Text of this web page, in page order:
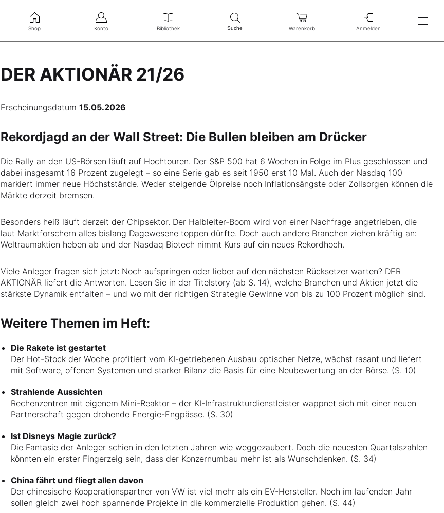
Shop Konto Bibliothek Suche Warenkorb Anmelden
DER AKTIONÄR 21/26
Erscheinungsdatum15.05.2026
Rekordjagd an der Wall Street: Die Bullen bleiben am Drücker
Die Rally an den US-Börsen läuft auf Hochtouren. Der S&P 500 hat 6 Wochen in Folge im Plus geschlossen und
dabei insgesamt 16 Prozent zugelegt – so eine Serie gab es seit 1950 erst 10 Mal. Auch der Nasdaq 100
markiert immer neue Höchststände. Weder steigende Ölpreise noch Inflationsängste oder Zollsorgen können die
Märkte derzeit bremsen.
Besonders heiß läuft derzeit der Chipsektor. Der Halbleiter-Boom wird von einer Nachfrage angetrieben, die
laut Marktforschern alles bislang Dagewesene toppen dürfte. Doch auch andere Branchen ziehen kräftig an:
Weltraumaktien heben ab und der Nasdaq Biotech nimmt Kurs auf ein neues Rekordhoch.
Viele Anleger fragen sich jetzt: Noch aufspringen oder lieber auf den nächsten Rücksetzer warten? DER
AKTIONÄR liefert die Antworten. Lesen Sie in der Titelstory (ab S. 14), welche Branchen und Aktien jetzt die
stärkste Dynamik entfalten – und wo mit der richtigen Strategie Gewinne von bis zu 100 Prozent möglich sind.
Weitere Themen im Heft:
Die Rakete ist gestartet
Der Hot-Stock der Woche profitiert vom KI-getriebenen Ausbau optischer Netze, wächst rasant und liefert
mit Software, offenen Systemen und starker Bilanz die Basis für eine Neubewertung an der Börse. (S. 10)
Strahlende Aussichten
Rechenzentren mit eigenem Mini-Reaktor – der KI-Infrastrukturdienstleister wappnet sich mit einer neuen
Partnerschaft gegen drohende Energie-Engpässe. (S. 30)
Ist Disneys Magie zurück?
Die Fantasie der Anleger schien in den letzten Jahren wie weggezaubert. Doch die neuesten Quartalszahlen
könnten ein erster Fingerzeig sein, dass der Konzernumbau mehr ist als Wunschdenken. (S. 34)
China fährt und fliegt allen davon
Der chinesische Kooperationspartner von VW ist viel mehr als ein EV-Hersteller. Noch im laufenden Jahr
sollen gleich zwei hoch spannende Projekte in die kommerzielle Produktion gehen. (S. 44)